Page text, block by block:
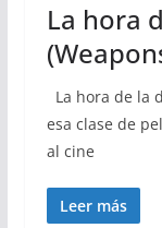
La hora
La hora de la
esa clase de
al cine
Leer más